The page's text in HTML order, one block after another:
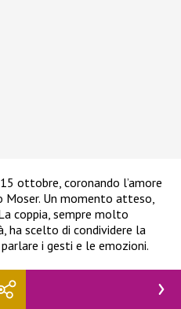
ottobre, coronando l’amore
Moser. Un momento atteso,
coppia, sempre molto
ha scelto di condividere la
i gesti e le emozioni.
ricordo estetico della
manifesto d’amore verso la